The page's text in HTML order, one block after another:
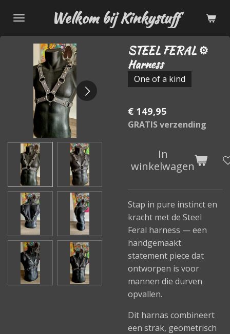
direct
naar
hoofdinhoud
Welkom bij Kinkystuff
STEEL FERAL ⚙️
Harness
One of a kind
€ 149,95
GRATIS verzending
In
winkelwagen
Stap in pure instinct en
kracht met de Steel
Feral harness — een
handgemaakt
statement piece dat
ontworpen is voor
mannen die durven
opvallen.
Dit harnas combineert
een strak, geometrisch